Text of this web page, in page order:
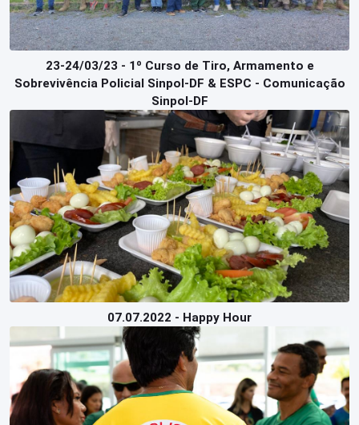
23-24/03/23 - 1º Curso de Tiro, Armamento e
Sobrevivência Policial Sinpol-DF & ESPC - Comunicação
Sinpol-DF
07.07.2022 - Happy Hour